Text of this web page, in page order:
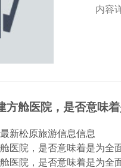
内容
方舱医院，是否意味
最新松原旅游信息信息
医院，是否意味着是为全
医院，是否意味着是为全